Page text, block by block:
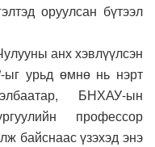
оруулсан бүтээл
анх хэвлүүлсэн
ыг урьд өмнө нь нэрт
БНХАУ-ын
профессор
байснаас үзэхэд энэ